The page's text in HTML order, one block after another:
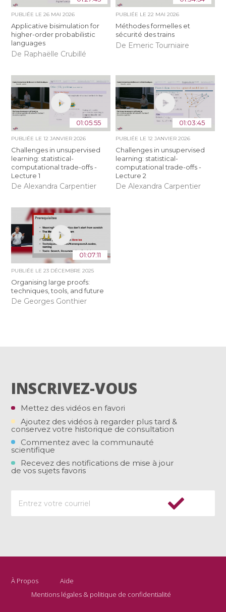
PUBLIÉE LE26 MAI 2026
Applicative bisimulation for
higher-order probabilistic
languages
De Raphaëlle Crubillé
PUBLIÉE LE 22 MAI 2026
Méthodes formelles et
sécurité des trains
De Emeric Tourniaire
01:05:55
PUBLIÉE LE12 JANVIER 2026
Challenges in unsupervised
learning: statistical-
computational trade-offs -
Lecture 1
De Alexandra Carpentier
01:03:45
PUBLIÉE LE 12 JANVIER 2026
Challenges in unsupervised
learning: statistical-
computational trade-offs -
Lecture 2
De Alexandra Carpentier
01:07:11
PUBLIÉE LE23 DÉCEMBRE 2025
Organising large proofs:
techniques, tools, and future
De Georges Gonthier
INSCRIVEZ-VOUS
Mettez des vidéos en favori
Ajoutez des vidéos à regarder plus tard &
conservez votre historique de consultation
Commentez avec la communauté
scientifique
Recevez des notifications de mise à jour
de vos sujets favoris
À Propos
Aide
Mentions légales & politique de confidentialité